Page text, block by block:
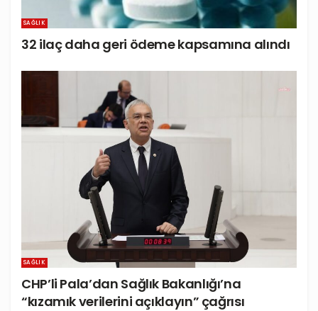
SAĞLIK
32 ilaç daha geri ödeme kapsamına alındı
SAĞLIK
CHP’li Pala’dan Sağlık Bakanlığı’na
“kızamık verilerini açıklayın” çağrısı